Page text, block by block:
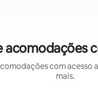
com
mais.